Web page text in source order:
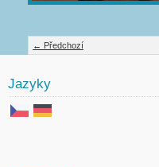
← Předchozí
Jazyky